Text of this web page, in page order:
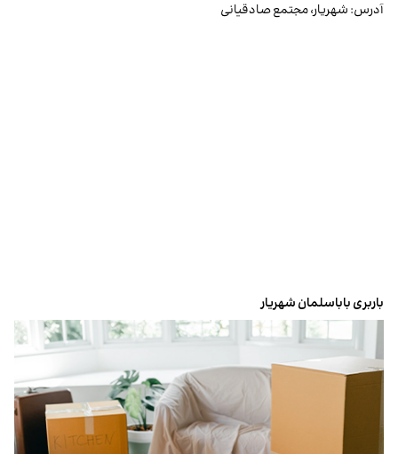
آدرس: شهریار، مجتمع صادقیانی
باربری باباسلمان شهریار